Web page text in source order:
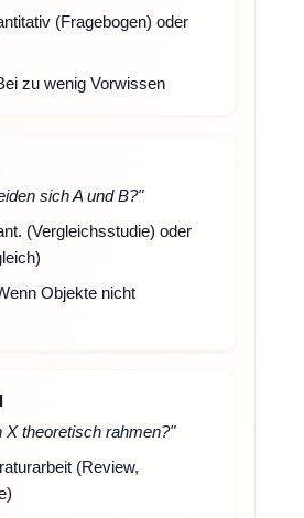
(Fragebogen) oder
zu wenig Vorwissen
sich A und B?"
(Vergleichsstudie) oder
Objekte nicht
X theoretisch rahmen?"
(Review,